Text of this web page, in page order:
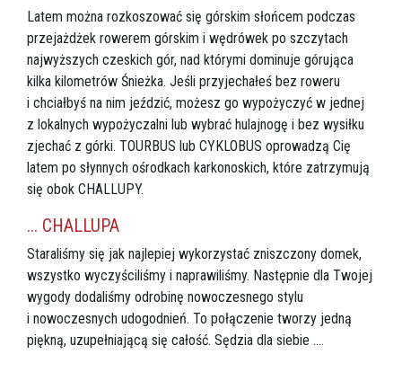
Latem można rozkoszować się górskim słońcem podczas
przejażdżek rowerem górskim i wędrówek po szczytach
najwyższych czeskich gór, nad którymi dominuje górująca
kilka kilometrów Śnieżka. Jeśli przyjechałeś bez roweru
i chciałbyś na nim jeździć, możesz go wypożyczyć w jednej
z lokalnych wypożyczalni lub wybrać hulajnogę i bez wysiłku
zjechać z górki. TOURBUS lub CYKLOBUS oprowadzą Cię
latem po słynnych ośrodkach karkonoskich, które zatrzymują
się obok CHALLUPY.
... CHALLUPA
Staraliśmy się jak najlepiej wykorzystać zniszczony domek,
wszystko wyczyściliśmy i naprawiliśmy. Następnie dla Twojej
wygody dodaliśmy odrobinę nowoczesnego stylu
i nowoczesnych udogodnień. To połączenie tworzy jedną
piękną, uzupełniającą się całość. Sędzia dla siebie ....